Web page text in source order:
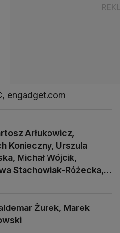
engadget.com
Arłukowicz,
Konieczny, Urszula
Michał Wójcik,
Stachowiak-Różecka,
Żurek, Marek